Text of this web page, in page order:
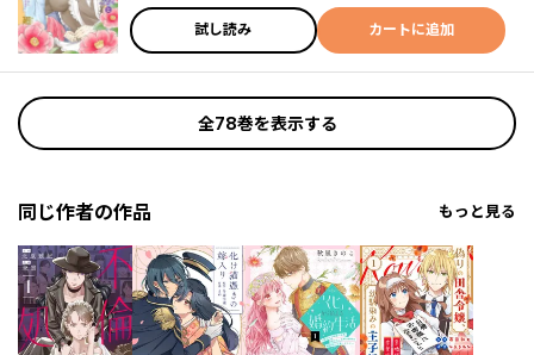
試し読み カートに追加
全78巻を表示する
同じ作者の作品 もっと見る